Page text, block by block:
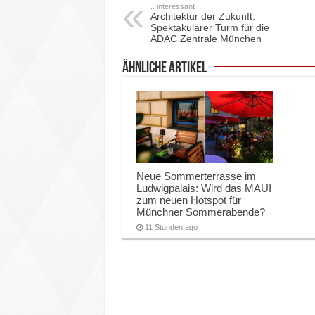
.. interessant
Architektur der Zukunft:
Spektakulärer Turm für die
ADAC Zentrale München
ähnliche Artikel
Neue Sommerterrasse im
Ludwigpalais: Wird das MAUI
zum neuen Hotspot für
Münchner Sommerabende?
11 Stunden ago